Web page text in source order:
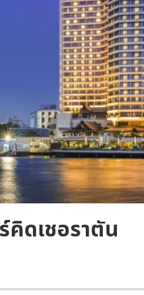
คิดเชอราตัน